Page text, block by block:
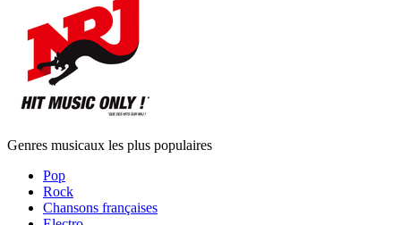
Genres musicaux les plus populaires
Pop
Rock
Chansons françaises